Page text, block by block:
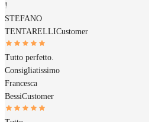
!
STEFANO
TENTARELLICustomer
Tutto perfetto.
Consigliatissimo
Francesca
BessiCustomer